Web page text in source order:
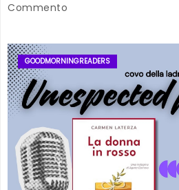
Commento
GOODMORNINGREADERS